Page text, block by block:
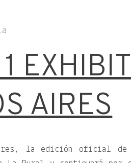
AIRES
la edición oficial de